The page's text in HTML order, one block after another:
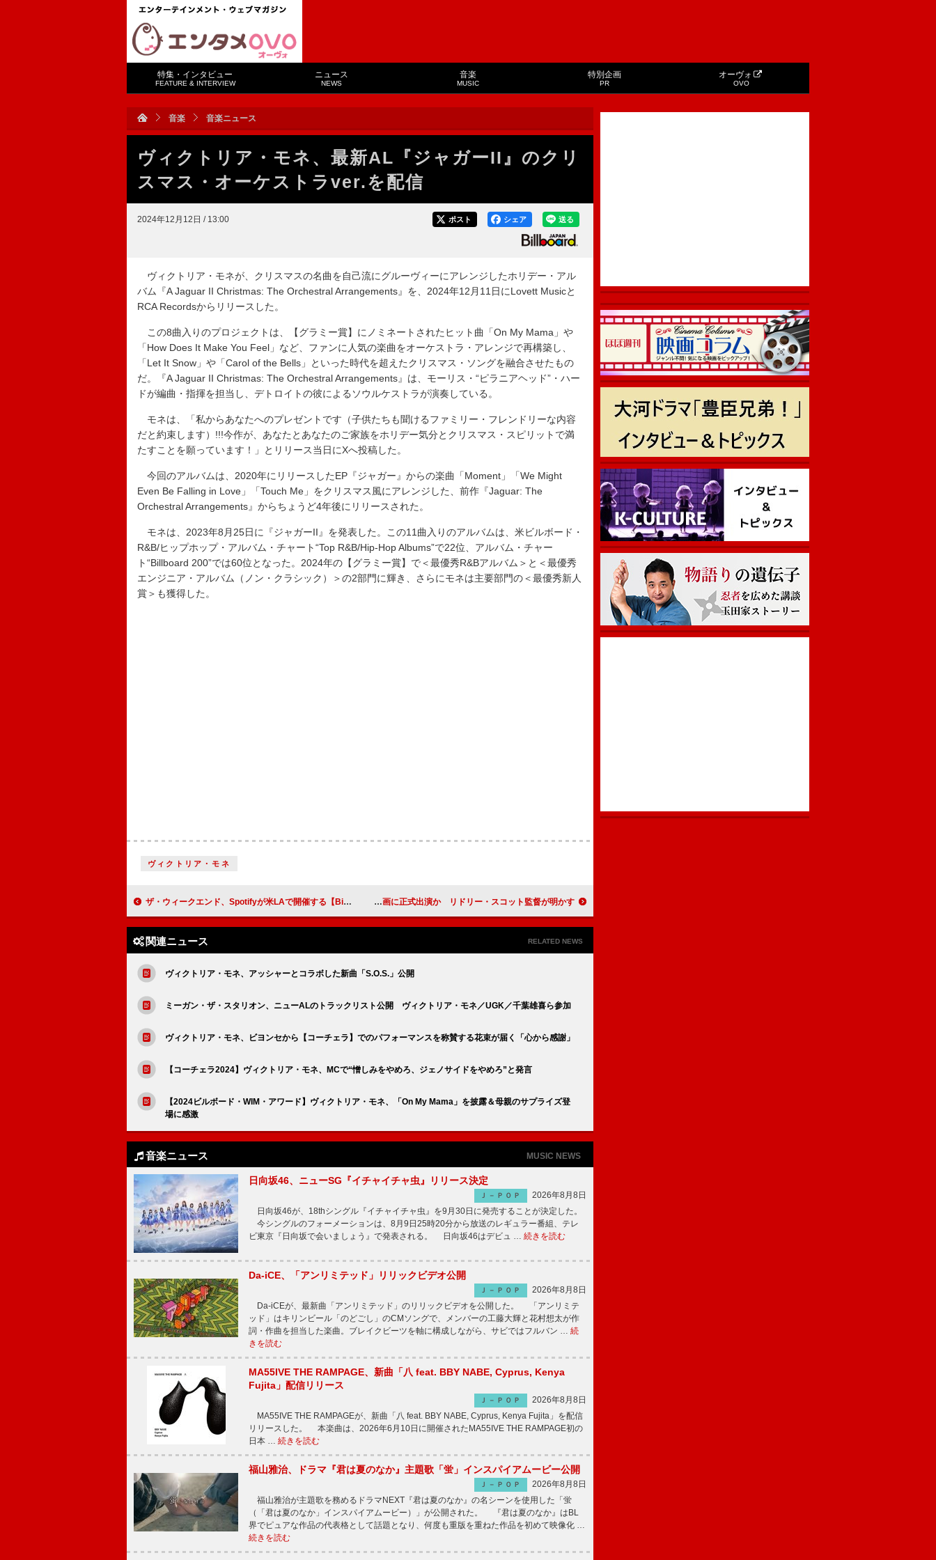
特集・インタビュー
FEATURE & INTERVIEW
ニュース
NEWS
音楽
MUSIC
特別企画
PR
オーヴォ
OVO
音楽 音楽ニュース
ヴィクトリア・モネ、最新AL『ジャガーII』のクリ
スマス・オーケストラver.を配信
2024年12月12日 / 13:00 送る
シェア
ポスト
ヴィクトリア・モネが、クリスマスの名曲を自己流にグルーヴィーにアレンジしたホリデー・アル
バム『A Jaguar II Christmas: The Orchestral Arrangements』を、2024年12月11日にLovett Musicと
RCA Recordsからリリースした。
この8曲入りのプロジェクトは、【グラミー賞】にノミネートされたヒット曲「On My Mama」や
「How Does It Make You Feel」など、ファンに人気の楽曲をオーケストラ・アレンジで再構築し、
「Let It Snow」や「Carol of the Bells」といった時代を超えたクリスマス・ソングを融合させたもの
だ。『A Jaguar II Christmas: The Orchestral Arrangements』は、モーリス・“ピラニアヘッド”・ハー
ドが編曲・指揮を担当し、デトロイトの彼によるソウルケストラが演奏している。
モネは、「私からあなたへのプレゼントです（子供たちも聞けるファミリー・フレンドリーな内容
だと約束します）!!!今作が、あなたとあなたのご家族をホリデー気分とクリスマス・スピリットで満
たすことを願っています！」とリリース当日にXへ投稿した。
今回のアルバムは、2020年にリリースしたEP『ジャガー』からの楽曲「Moment」「We Might
Even Be Falling in Love」「Touch Me」をクリスマス風にアレンジした、前作『Jaguar: The
Orchestral Arrangements』からちょうど4年後にリリースされた。
モネは、2023年8月25日に『ジャガーII』を発表した。この11曲入りのアルバムは、米ビルボード・
R&B/ヒップホップ・アルバム・チャート“Top R&B/Hip-Hop Albums”で22位、アルバム・チャー
ト“Billboard 200”では60位となった。2024年の【グラミー賞】で＜最優秀R&Bアルバム＞と＜最優秀
エンジニア・アルバム（ノン・クラシック）＞の2部門に輝き、さらにモネは主要部門の＜最優秀新人
賞＞も獲得した。
ヴィクトリア・モネ
ザ・ウィークエンド、Spotifyが米LAで開催する【Billions Club Live】出演決定 ポール・メスカル、ザ・ビートルズ映画に正式出演か リドリー・スコット監督が明かす
関連ニュース RELATED NEWS
ヴィクトリア・モネ、アッシャーとコラボした新曲「S.O.S.」公開
ミーガン・ザ・スタリオン、ニューALのトラックリスト公開 ヴィクトリア・モネ／UGK／千葉雄喜ら参加
ヴィクトリア・モネ、ビヨンセから【コーチェラ】でのパフォーマンスを称賛する花束が届く「心から感謝」
【コーチェラ2024】ヴィクトリア・モネ、MCで“憎しみをやめろ、ジェノサイドをやめろ”と発言
【2024ビルボード・WIM・アワード】ヴィクトリア・モネ、「On My Mama」を披露＆母親のサプライズ登
場に感激
音楽ニュース MUSIC NEWS
日向坂46、ニューSG『イチャイチャ虫』リリース決定
Ｊ－ＰＯＰ
2026年8月8日
日向坂46が、18thシングル『イチャイチャ虫』を9月30日に発売することが決定した。
今シングルのフォーメーションは、8月9日25時20分から放送のレギュラー番組、テレ
ビ東京『日向坂で会いましょう』で発表される。 日向坂46はデビュ … 続きを読む
Da-iCE、「アンリミテッド」リリックビデオ公開
Ｊ－ＰＯＰ
2026年8月8日
Da-iCEが、最新曲「アンリミテッド」のリリックビデオを公開した。 「アンリミテ
ッド」はキリンビール「のどごし」のCMソングで、メンバーの工藤大輝と花村想太が作
詞・作曲を担当した楽曲。ブレイクビーツを軸に構成しながら、サビではフルバン … 続
きを読む
MA55IVE THE RAMPAGE、新曲「八 feat. BBY NABE, Cyprus, Kenya
Fujita」配信リリース
Ｊ－ＰＯＰ
2026年8月8日
MA55IVE THE RAMPAGEが、新曲「八 feat. BBY NABE, Cyprus, Kenya Fujita」を配信
リリースした。 本楽曲は、2026年6月10日に開催されたMA55IVE THE RAMPAGE初の
日本 … 続きを読む
福山雅治、ドラマ『君は夏のなか』主題歌「蛍」インスパイアムービー公開
Ｊ－ＰＯＰ
2026年8月8日
福山雅治が主題歌を務めるドラマNEXT『君は夏のなか』の名シーンを使用した「蛍
（「君は夏のなか」インスパイアムービー）」が公開された。 『君は夏のなか』はBL
界でピュアな作品の代表格として話題となり、何度も重版を重ねた作品を初めて映像化 …
続きを読む